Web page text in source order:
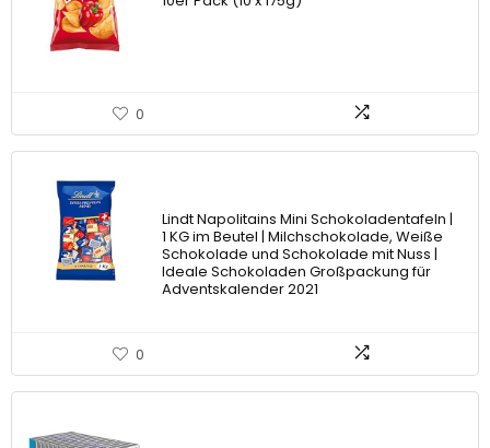
0
Lindt Napolitains Mini Schokoladentafeln |
1 KG im Beutel | Milchschokolade, Weiße
Schokolade und Schokolade mit Nuss |
Ideale Schokoladen Großpackung für
Adventskalender 2021
0